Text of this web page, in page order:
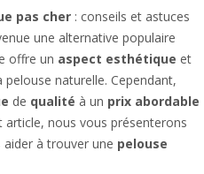
pas cher : conseils et astuces
une alternative populaire
offre un aspect esthétique et
naturelle. Cependant,
de qualité à un prix abordable
nous vous présenterons
à trouver une pelouse